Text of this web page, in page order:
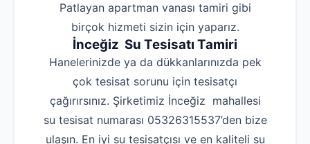
‌Patlayan apartman vanası tamiri gibi
birçok hizmeti sizin için yaparız.
İnceğiz Su Tesisatı Tamiri
Hanelerinizde ya da dükkanlarınızda pek
çok tesisat sorunu için tesisatçı
çağırırsınız. Şirketimiz İnceğiz mahallesi
su tesisat numarası 05326315537’den bize
ulaşın. En iyi su tesisatçısı ve en kaliteli su